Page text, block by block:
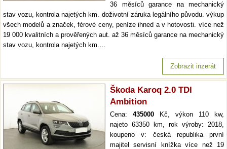
36 měsíců garance na mechanický
stav vozu, kontrola najetých km. doživotní záruka legálního původu. výkup
všech modelů a značek, férové ceny, peníze ihned a v hotovosti. více než
19 000 kvalitních a prověřených aut. až 36 měsíců garance na mechanický
stav vozu, kontrola najetých km.…
Zobrazit inzerát
Škoda Karoq 2.0 TDI
Ambition
Cena: 435000 Kč, výkon 110 kw,
najeto 63350 km, rok výroby: 2018,
koupeno v: česká republika první
majitel servisní knížka více než 19